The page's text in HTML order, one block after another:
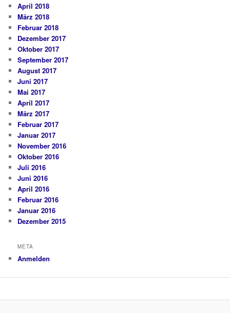
April 2018
März 2018
Februar 2018
Dezember 2017
Oktober 2017
September 2017
August 2017
Juni 2017
Mai 2017
April 2017
März 2017
Februar 2017
Januar 2017
November 2016
Oktober 2016
Juli 2016
Juni 2016
April 2016
Februar 2016
Januar 2016
Dezember 2015
META
Anmelden